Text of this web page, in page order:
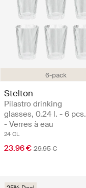
6-pack
Stelton
Pilastro drinking
glasses, 0.24 l. - 6 pcs.
- Verres à eau
24 CL
23.96 € 29.95 €